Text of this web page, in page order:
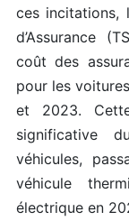
ces incitations,
d’Assurance
coût des
pour les
et 2023.
significative
véhicules,
véhicule
électrique en